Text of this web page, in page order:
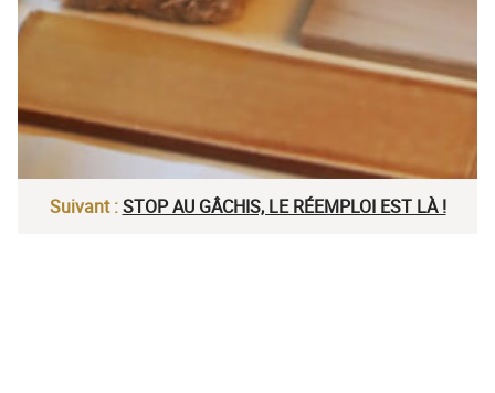
Suivant :STOP AU GÂCHIS, LE RÉEMPLOI EST LÀ !